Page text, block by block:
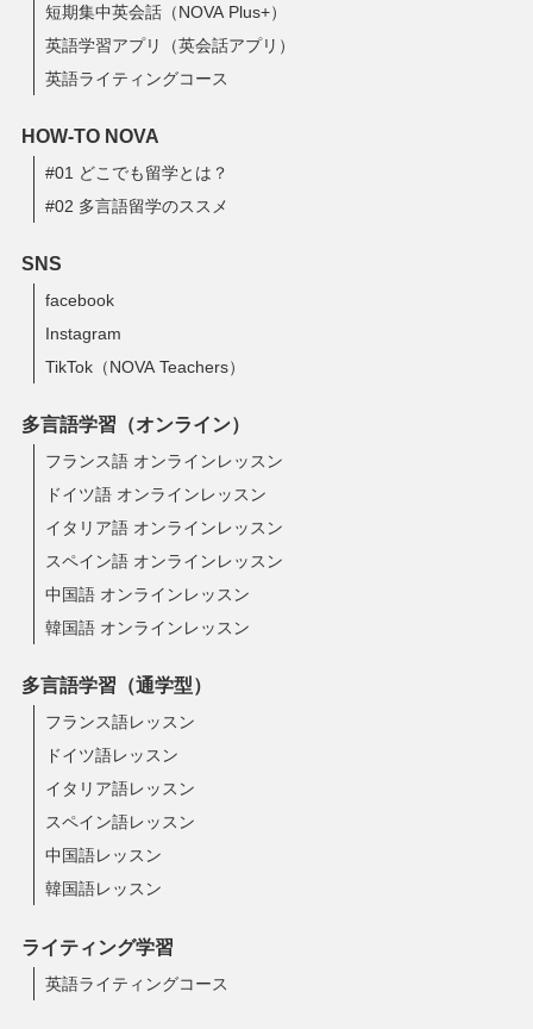
短期集中英会話（NOVA Plus+）
英語学習アプリ（英会話アプリ）
英語ライティングコース
HOW-TO NOVA
#01 どこでも留学とは？
#02 多言語留学のススメ
SNS
facebook
Instagram
TikTok（NOVA Teachers）
多言語学習（オンライン）
フランス語 オンラインレッスン
ドイツ語 オンラインレッスン
イタリア語 オンラインレッスン
スペイン語 オンラインレッスン
中国語 オンラインレッスン
韓国語 オンラインレッスン
多言語学習（通学型）
フランス語レッスン
ドイツ語レッスン
イタリア語レッスン
スペイン語レッスン
中国語レッスン
韓国語レッスン
ライティング学習
英語ライティングコース